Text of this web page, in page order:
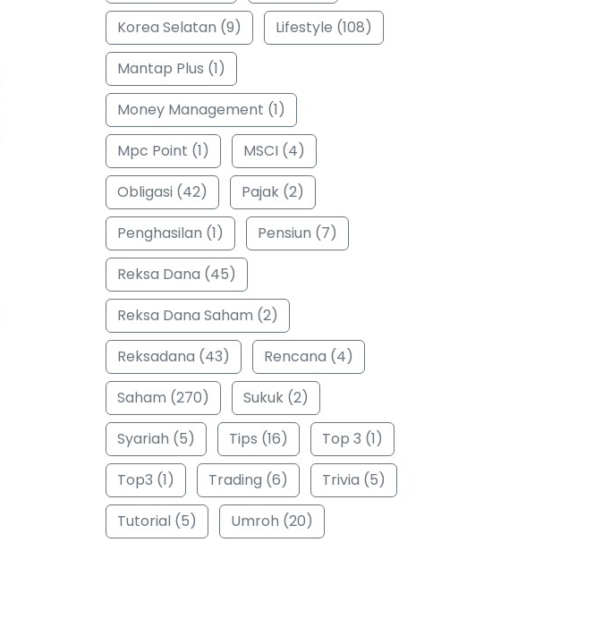
Korea Selatan (9)
Lifestyle (108)
Mantap Plus (1)
Money Management (1)
Mpc Point (1)
MSCI (4)
Obligasi (42)
Pajak (2)
Penghasilan (1)
Pensiun (7)
Reksa Dana (45)
Reksa Dana Saham (2)
Reksadana (43)
Rencana (4)
Saham (270)
Sukuk (2)
Syariah (5)
Tips (16)
Top 3 (1)
Top3 (1)
Trading (6)
Trivia (5)
Tutorial (5)
Umroh (20)